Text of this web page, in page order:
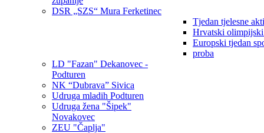
DSR „SZS“ Mura Ferketinec
Tjedan tjelesne
Hrvatski
Europski tjedan
proba
LD "Fazan" Dekanovec -
Podturen
NK “Dubrava” Sivica
Udruga mladih Podturen
Udruga žena "Šipek"
Novakovec
ZEU "Čaplja"